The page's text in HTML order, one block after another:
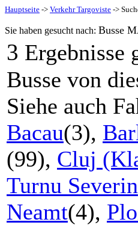
Hauptseite -> Verkehr Targoviste ->
Sie haben gesucht nach: Busse
3 Ergebnisse
Busse von
Siehe auch
Bacau(3),
(99), Cluj
Turnu Severin
Neamt(4),